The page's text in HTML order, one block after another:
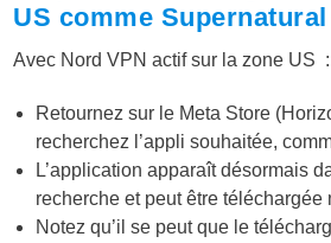
US comme Supernatural
Avec Nord VPN actif sur la zone US :
Retournez sur le Meta Store
recherchez l’appli souhaitée,
L’application apparaît désormais
recherche et peut être téléchargée
Notez qu’il se peut que le